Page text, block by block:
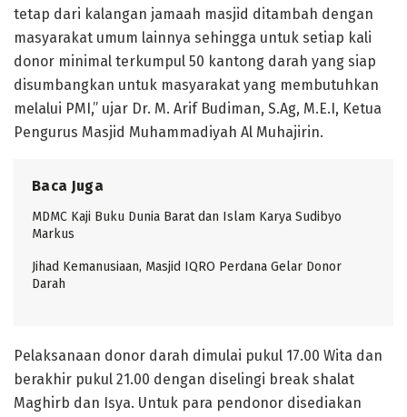
tetap dari kalangan jamaah masjid ditambah dengan
masyarakat umum lainnya sehingga untuk setiap kali
donor minimal terkumpul 50 kantong darah yang siap
disumbangkan untuk masyarakat yang membutuhkan
melalui PMI,” ujar Dr. M. Arif Budiman, S.Ag, M.E.I, Ketua
Pengurus Masjid Muhammadiyah Al Muhajirin.
Baca Juga
MDMC Kaji Buku Dunia Barat dan Islam Karya Sudibyo
Markus
Jihad Kemanusiaan, Masjid IQRO Perdana Gelar Donor
Darah
Pelaksanaan donor darah dimulai pukul 17.00 Wita dan
berakhir pukul 21.00 dengan diselingi break shalat
Maghirb dan Isya. Untuk para pendonor disediakan